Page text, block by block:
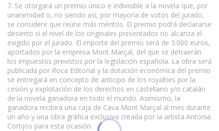
7. Se otorgará un premio único e indivisible a la novela que, por
unanimidad o, no siendo así, por mayoría de votos del jurado,
se considere que reúne más méritos. El premio podrá declararse
desierto si el nivel de los originales presentados no alcanza el
exigido por el jurado. El importe del premio será de 3.000 euros,
aportados por la empresa Mont Marçal, del que se detraerán
los impuestos previstos por la legislación española. La obra será
publicada por Roca Editorial y la dotación económica del premio
se entregará en concepto de anticipo de los royalties por la
cesión y explotación de los derechos en castellano y/o catalán
de la novela ganadora en todo el mundo. Asimismo, la
ganadora recibirá una caja de Cava Mont Marçal al mes durante
un año y una obra gráfica exclusiva creada por la artista Antonia
Cortijos para esta ocasión.